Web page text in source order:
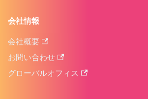
会社情報
会社概要
お問い合わせ
グローバルオフィス